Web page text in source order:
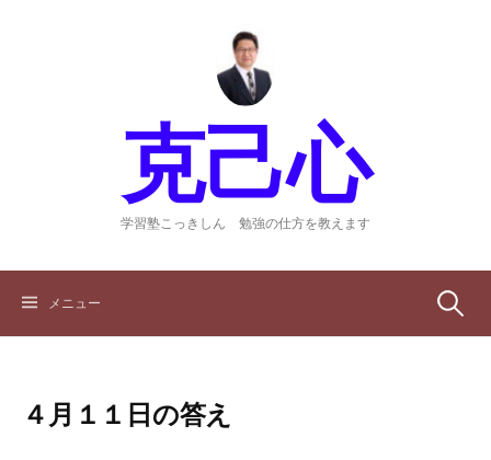
克己心
学習塾こっきしん 勉強の仕方を教えます
メニュー 検
４月１１日の答え